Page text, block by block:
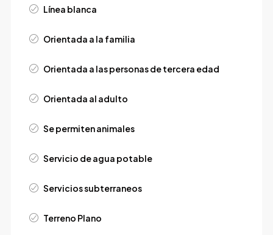
Línea blanca
Orientada a la familia
Orientada a las personas de tercera edad
Orientada al adulto
Se permiten animales
Servicio de agua potable
Servicios subterraneos
Terreno Plano